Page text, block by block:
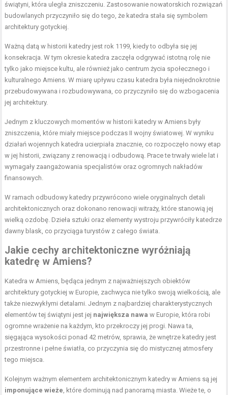
świątyni, która uległa zniszczeniu. Zastosowanie nowatorskich rozwiązań
budowlanych przyczyniło się do tego, że katedra stała się symbolem
architektury gotyckiej.
Ważną datą w historii katedry jest rok 1199, kiedy to odbyła się jej
konsekracja. W tym okresie katedra zaczęła odgrywać istotną rolę nie
tylko jako miejsce kultu, ale również jako centrum życia społecznego i
kulturalnego Amiens. W miarę upływu czasu katedra była niejednokrotnie
przebudowywana i rozbudowywana, co przyczyniło się do wzbogacenia
jej architektury.
Jednym z kluczowych momentów w historii katedry w Amiens były
zniszczenia, które miały miejsce podczas II wojny światowej. W wyniku
działań wojennych katedra ucierpiała znacznie, co rozpoczęło nowy etap
w jej historii, związany z renowacją i odbudową. Prace te trwały wiele lat i
wymagały zaangażowania specjalistów oraz ogromnych nakładów
finansowych.
W ramach odbudowy katedry przywrócono wiele oryginalnych detali
architektonicznych oraz dokonano renowacji witraży, które stanowią jej
wielką ozdobę. Dzieła sztuki oraz elementy wystroju przywróciły katedrze
dawny blask, co przyciąga turystów z całego świata.
Jakie cechy architektoniczne wyróżniają
katedrę w Amiens?
Katedra w Amiens, będąca jednym z najważniejszych obiektów
architektury gotyckiej w Europie, zachwyca nie tylko swoją wielkością, ale
także niezwykłymi detalami. Jednym z najbardziej charakterystycznych
elementów tej świątyni jest jej największa nawa w Europie, która robi
ogromne wrażenie na każdym, kto przekroczy jej progi. Nawa ta,
sięgająca wysokości ponad 42 metrów, sprawia, że wnętrze katedry jest
przestronne i pełne światła, co przyczynia się do mistycznej atmosfery
tego miejsca.
Kolejnym ważnym elementem architektonicznym katedry w Amiens są jej
imponujące wieże, które dominują nad panoramą miasta. Wieże te, o